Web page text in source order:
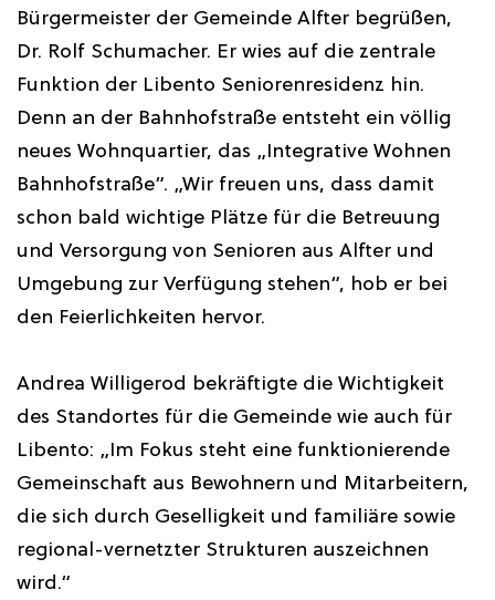
Bürgermeister der Gemeinde Alfter begrüßen,
Dr. Rolf Schumacher. Er wies auf die zentrale
Funktion der Libento Seniorenresidenz hin.
Denn an der Bahnhofstraße entsteht ein völlig
neues Wohnquartier, das „Integrative Wohnen
Bahnhofstraße“. „Wir freuen uns, dass damit
schon bald wichtige Plätze für die Betreuung
und Versorgung von Senioren aus Alfter und
Umgebung zur Verfügung stehen“, hob er bei
den Feierlichkeiten hervor.
Andrea Willigerod bekräftigte die Wichtigkeit
des Standortes für die Gemeinde wie auch für
Libento: „Im Fokus steht eine funktionierende
Gemeinschaft aus Bewohnern und Mitarbeitern,
die sich durch Geselligkeit und familiäre sowie
regional-vernetzter Strukturen auszeichnen
wird.“